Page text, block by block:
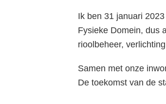
Ik ben 31 januari
Fysieke Domein, dus
rioolbeheer,
Samen met onze
De toekomst van de